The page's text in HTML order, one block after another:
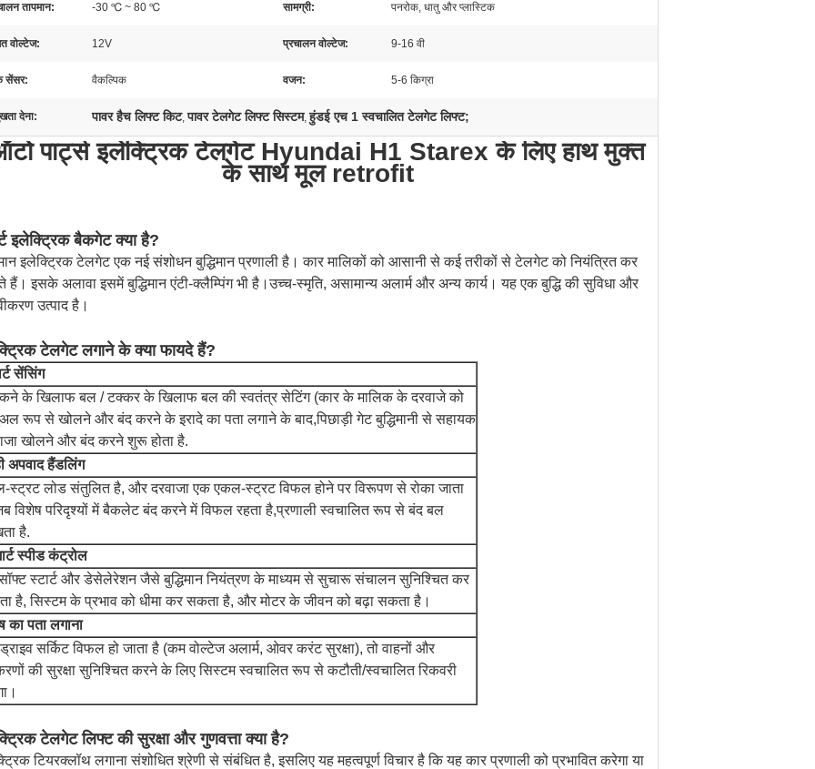
तापमान: -30 ℃ ~ 80 ℃ सामग्री: पनरोक, धातु और प्लास्टिक
वोल्टेज: 12V प्रचालन वोल्टेज: 9-16 वी
सेंसर: वैकल्पिक वजन: 5-6 किग्रा
देना: पावर हैच लिफ्ट किट,पावर टेलगेट लिफ्ट सिस्टम,हुंडई एच 1 स्वचालित टेलगेट लिफ्ट;
पार्ट्स इलेक्ट्रिक टेलगेट Hyundai H1 Starex के लिए हाथ मुक्त
के साथ मूल retrofit
इलेक्ट्रिक बैकगेट क्या है?
इलेक्ट्रिक टेलगेट एक नई संशोधन बुद्धिमान प्रणाली है। कार मालिकों को आसानी से कई तरीकों से टेलगेट को नियंत्रित कर
इसके अलावा इसमें बुद्धिमान एंटी-क्लैम्पिंग भी है।उच्च-स्मृति, असामान्य अलार्म और अन्य कार्य। यह एक बुद्धि की सुविधा और
उत्पाद है।
टेलगेट लगाने के क्या फायदे हैं?
सेंसिंग
के खिलाफ बल / टक्कर के खिलाफ बल की स्वतंत्र सेटिंग (कार के मालिक के दरवाजे को
रूप से खोलने और बंद करने के इरादे का पता लगाने के बाद,पिछाड़ी गेट बुद्धिमानी से सहायक
खोलने और बंद करने शुरू होता है.
अपवाद हैंडलिंग
स्ट्रट लोड संतुलित है, और दरवाजा एक एकल-स्ट्रट विफल होने पर विरूपण से रोका जाता
विशेष परिदृश्यों में बैकलेट बंद करने में विफल रहता है,प्रणाली स्वचालित रूप से बंद बल
है.
स्पीड कंट्रोल
स्टार्ट और डेसेलेरेशन जैसे बुद्धिमान नियंत्रण के माध्यम से सुचारू संचालन सुनिश्चित कर
है, सिस्टम के प्रभाव को धीमा कर सकता है, और मोटर के जीवन को बढ़ा सकता है।
का पता लगाना
सर्किट विफल हो जाता है (कम वोल्टेज अलार्म, ओवर करंट सुरक्षा), तो वाहनों और
की सुरक्षा सुनिश्चित करने के लिए सिस्टम स्वचालित रूप से कटौती/स्वचालित रिकवरी
टेलगेट लिफ्ट की सुरक्षा और गुणवत्ता क्या है?
टियरक्लॉथ लगाना संशोधित श्रेणी से संबंधित है, इसलिए यह महत्वपूर्ण विचार है कि यह कार प्रणाली को प्रभावित करेगा या